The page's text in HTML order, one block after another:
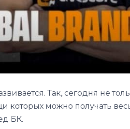
Так, сегодня не
которых можно получать
БК.